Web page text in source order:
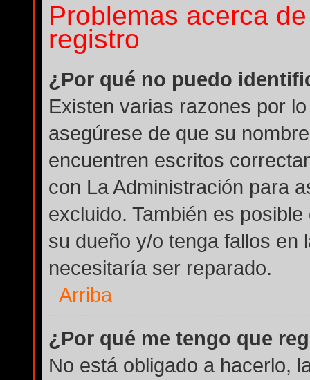
Problemas acerca
registro
¿Por qué no puedo
Existen varias razones por
asegúrese de que su
encuentren escritos
con La Administración para
excluido. También es
su dueño y/o tenga fallos en
necesitaría ser reparado.
Arriba
¿Por qué me tengo que
No está obligado a hacerlo,